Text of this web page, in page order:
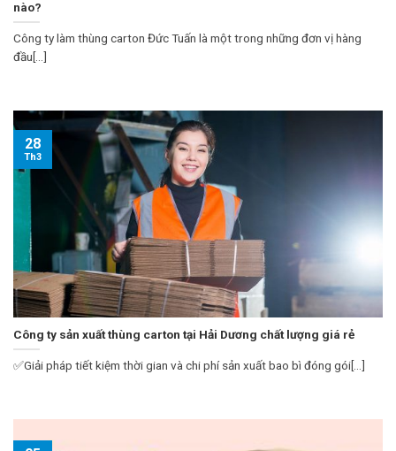
nào?
Công ty làm thùng carton Đức Tuấn là một trong những đơn vị hàng
đầu[...]
Công ty sản xuất thùng carton tại Hải Dương chất lượng giá rẻ
✅Giải pháp tiết kiệm thời gian và chi phí sản xuất bao bì đóng gói[...]
28
Th3